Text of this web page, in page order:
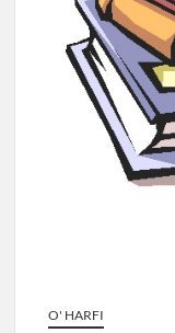
O' HARFI